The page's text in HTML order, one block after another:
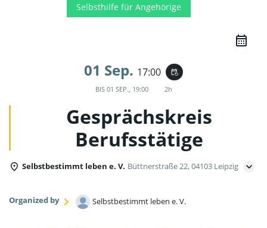
Selbsthilfe für Angehörige
01 Sep. 17:00 event_repeat
BIS 01 SEP., 19:00 2h
Gesprächskreis
Berufsstätige
Selbstbestimmt leben e. V. Büttnerstraße 22, 04103 Leipzig
Organized by Selbstbestimmt leben e. V.